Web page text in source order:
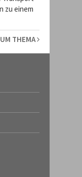
zu einem
THEMA